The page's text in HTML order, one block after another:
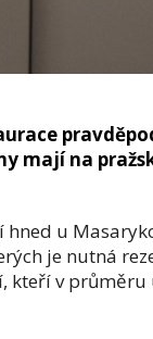
mají na
hned u
je nutná
kteří v